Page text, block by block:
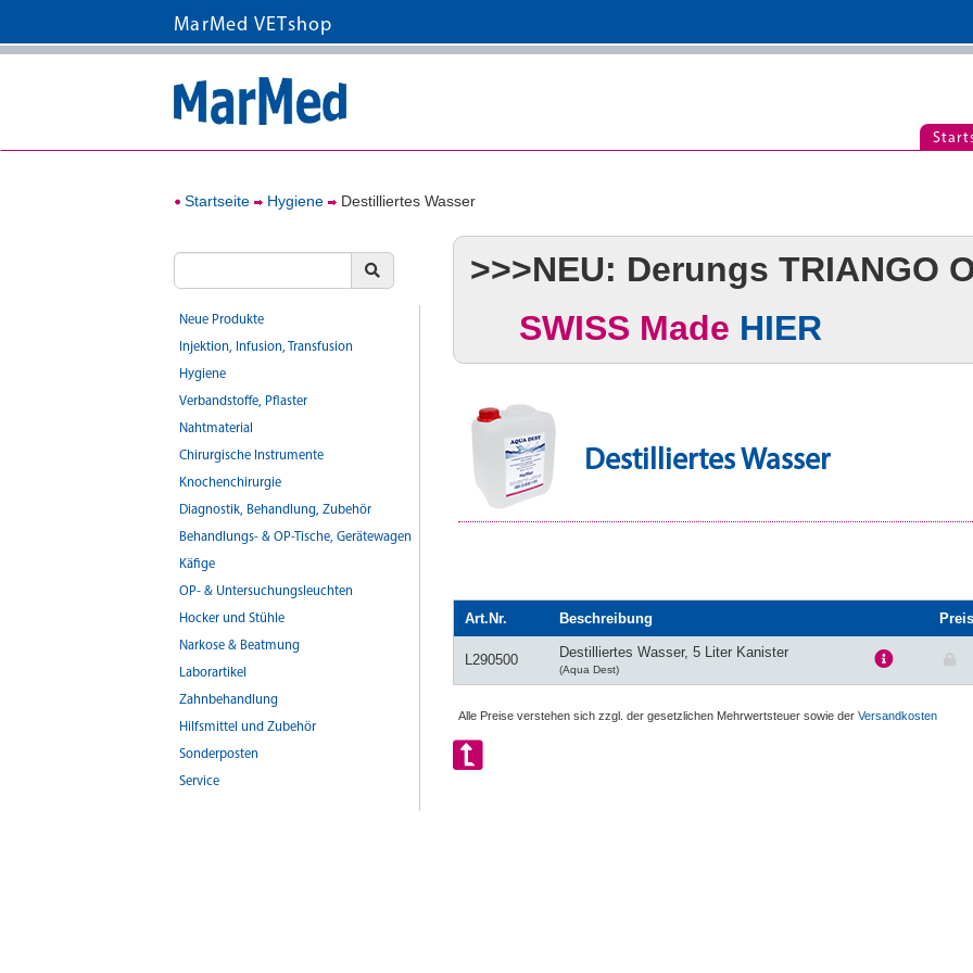
MarMed VETshop
Startseite Hygiene Destilliertes Wasser
Neue Produkte
Injektion, Infusion, Transfusion
Hygiene
Verbandstoffe, Pflaster
Nahtmaterial
Chirurgische Instrumente
Knochenchirurgie
Diagnostik, Behandlung, Zubehör
Behandlungs- & OP-Tische, Gerätewagen
Käfige
OP- & Untersuchungsleuchten
Hocker und Stühle
Narkose & Beatmung
Laborartikel
Zahnbehandlung
Hilfsmittel und Zubehör
Sonderposten
Service
>>>NEU: Derungs TRIANGO
SWISS Made HIER
Destilliertes Wasser
Art.Nr. Beschreibung Preis
L290500 Destilliertes Wasser, 5 Liter Kanister
(Aqua Dest)
Alle Preise verstehen sich zzgl. der gesetzlichen Mehrwertsteuer sowie derVersandkosten